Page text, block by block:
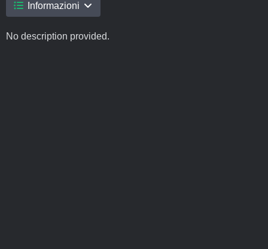
Informazioni
No description provided.